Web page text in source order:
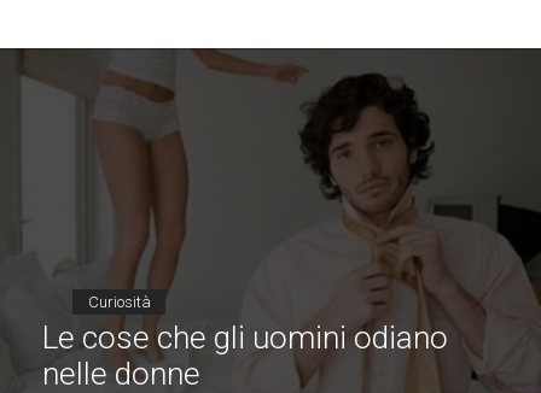
Curiosità
Le cose che gli uomini odiano
nelle donne